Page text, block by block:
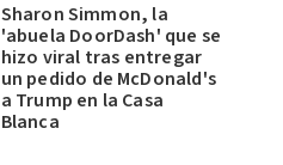
Sharon Simmon, la
'abuela DoorDash' que se
hizo viral tras entregar
un pedido de McDonald's
a Trump en la Casa
Blanca